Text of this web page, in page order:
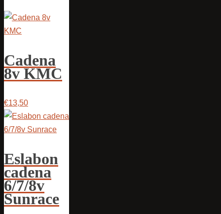
Cadena
8v KMC
€13,50
Eslabon
cadena
6/7/8v
Sunrace